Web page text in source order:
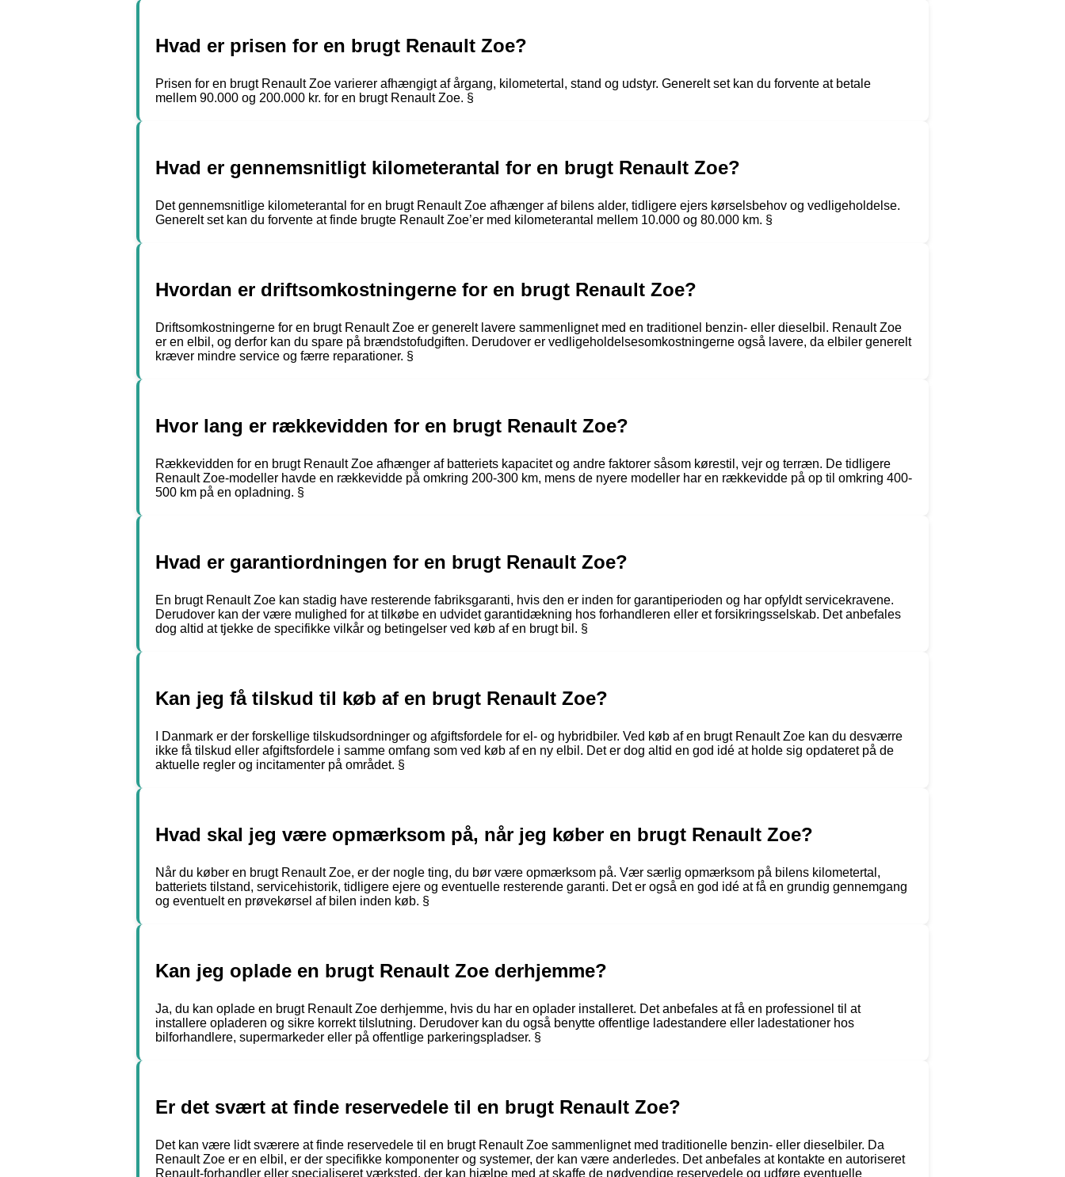
Hvad er prisen for en brugt Renault Zoe?
Prisen for en brugt Renault Zoe varierer afhængigt af årgang, kilometertal, stand og udstyr. Generelt set kan du forvente at betale
mellem 90.000 og 200.000 kr. for en brugt Renault Zoe. §
Hvad er gennemsnitligt kilometerantal for en brugt Renault Zoe?
Det gennemsnitlige kilometerantal for en brugt Renault Zoe afhænger af bilens alder, tidligere ejers kørselsbehov og vedligeholdelse.
Generelt set kan du forvente at finde brugte Renault Zoe’er med kilometerantal mellem 10.000 og 80.000 km. §
Hvordan er driftsomkostningerne for en brugt Renault Zoe?
Driftsomkostningerne for en brugt Renault Zoe er generelt lavere sammenlignet med en traditionel benzin- eller dieselbil. Renault Zoe
er en elbil, og derfor kan du spare på brændstofudgiften. Derudover er vedligeholdelsesomkostningerne også lavere, da elbiler generelt
kræver mindre service og færre reparationer. §
Hvor lang er rækkevidden for en brugt Renault Zoe?
Rækkevidden for en brugt Renault Zoe afhænger af batteriets kapacitet og andre faktorer såsom kørestil, vejr og terræn. De tidligere
Renault Zoe-modeller havde en rækkevidde på omkring 200-300 km, mens de nyere modeller har en rækkevidde på op til omkring 400-
500 km på en opladning. §
Hvad er garantiordningen for en brugt Renault Zoe?
En brugt Renault Zoe kan stadig have resterende fabriksgaranti, hvis den er inden for garantiperioden og har opfyldt servicekravene.
Derudover kan der være mulighed for at tilkøbe en udvidet garantidækning hos forhandleren eller et forsikringsselskab. Det anbefales
dog altid at tjekke de specifikke vilkår og betingelser ved køb af en brugt bil. §
Kan jeg få tilskud til køb af en brugt Renault Zoe?
I Danmark er der forskellige tilskudsordninger og afgiftsfordele for el- og hybridbiler. Ved køb af en brugt Renault Zoe kan du desværre
ikke få tilskud eller afgiftsfordele i samme omfang som ved køb af en ny elbil. Det er dog altid en god idé at holde sig opdateret på de
aktuelle regler og incitamenter på området. §
Hvad skal jeg være opmærksom på, når jeg køber en brugt Renault Zoe?
Når du køber en brugt Renault Zoe, er der nogle ting, du bør være opmærksom på. Vær særlig opmærksom på bilens kilometertal,
batteriets tilstand, servicehistorik, tidligere ejere og eventuelle resterende garanti. Det er også en god idé at få en grundig gennemgang
og eventuelt en prøvekørsel af bilen inden køb. §
Kan jeg oplade en brugt Renault Zoe derhjemme?
Ja, du kan oplade en brugt Renault Zoe derhjemme, hvis du har en oplader installeret. Det anbefales at få en professionel til at
installere opladeren og sikre korrekt tilslutning. Derudover kan du også benytte offentlige ladestandere eller ladestationer hos
bilforhandlere, supermarkeder eller på offentlige parkeringspladser. §
Er det svært at finde reservedele til en brugt Renault Zoe?
Det kan være lidt sværere at finde reservedele til en brugt Renault Zoe sammenlignet med traditionelle benzin- eller dieselbiler. Da
Renault Zoe er en elbil, er der specifikke komponenter og systemer, der kan være anderledes. Det anbefales at kontakte en autoriseret
Renault-forhandler eller specialiseret værksted, der kan hjælpe med at skaffe de nødvendige reservedele og udføre eventuelle